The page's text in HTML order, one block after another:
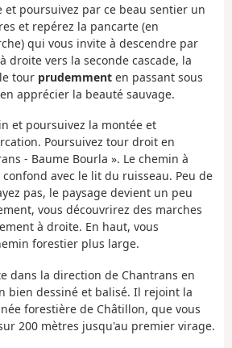
et poursuivez par ce beau sentier un
et repérez la pancarte (en
qui vous invite à descendre par
droite vers la seconde cascade, la
tour prudemment en passant sous
apprécier la beauté sauvage.
et poursuivez la montée et
Poursuivez tour droit en
- Baume Bourla ». Le chemin à
avec le lit du ruisseau. Peu de
pas, le paysage devient un peu
vous découvrirez des marches
à droite. En haut, vous
forestier plus large.
dans la direction de Chantrans en
bien dessiné et balisé. Il rejoint la
forestière de Châtillon, que vous
200 mètres jusqu'au premier virage.